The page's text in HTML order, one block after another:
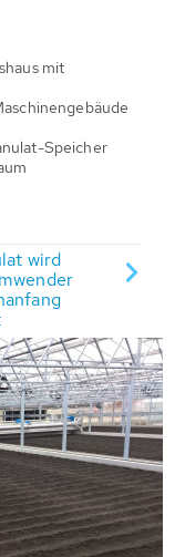
mit
Speicher
wird
nach